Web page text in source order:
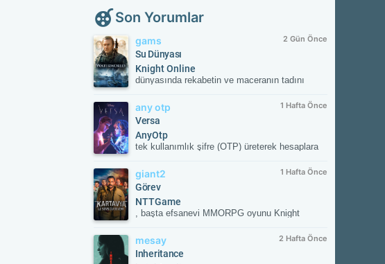
Son Yorumlar
gams 2 Gün Önce
Su Dünyası
Knight Online
dünyasında rekabetin ve maceranın tadını
kesintisiz oyun deneyimiyle savaşın
merkezinde yerini al. Güncel gelişmeleri takip
etmek ve resmi içeriklere ulaşmak için
NTTGame platformunu ziyaret edebilir,
karakterini zirveye taşıyacak fırsatları
any otp 1 Hafta Önce
Versa
AnyOtp
tek kullanımlık şifre (OTP) üreterek hesaplara
(2FA) uygulamasıdır. Hesabınızla
eşleştirildikten sonra her girişte uygulamanın
oluşturduğu süreli doğrulama kodunu ister;
böylece yetkisiz erişime karşı hesabınızı korur.
giant2 1 Hafta Önce
Görev
NTTGame
, başta efsanevi MMORPG oyunu Knight
ücretsiz (Free-to-Play) çevrimiçi oyunların
yayıncılığını üstlenen lider bir dijital oyun
mesay 2 Hafta Önce
Inheritance